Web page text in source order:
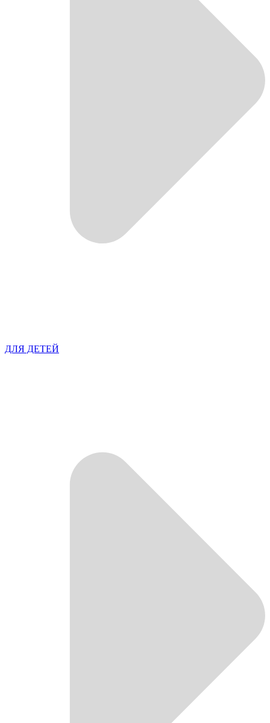
ДЛЯ ДЕТЕЙ